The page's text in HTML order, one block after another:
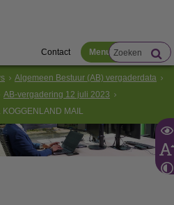
Contact Menu
Algemeen Bestuur (AB) vergaderdata
AB-vergadering 12 juli 2023
KOGGENLAND MAIL